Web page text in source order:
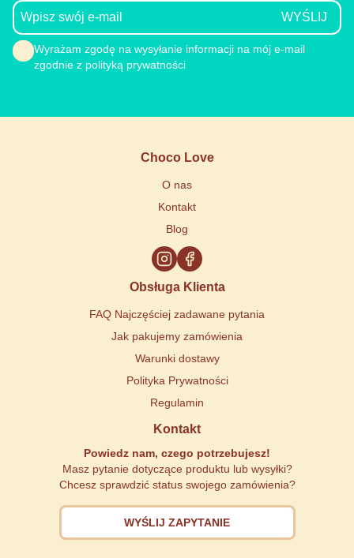
Wyrażam zgodę na wysyłanie informacji na mój e-mail
zgodnie z polityką prywatności
Choco Love
O nas
Kontakt
Blog
Obsługa Klienta
FAQ Najczęściej zadawane pytania
Jak pakujemy zamówienia
Warunki dostawy
Polityka Prywatności
Regulamin
Kontakt
Powiedz nam, czego potrzebujesz!
Masz pytanie dotyczące produktu lub wysyłki?
Chcesz sprawdzić status swojego zamówienia?
WYŚLIJ ZAPYTANIE